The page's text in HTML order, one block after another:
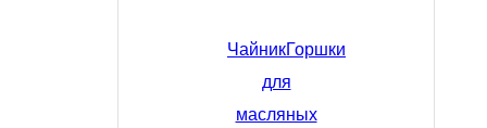
ЧайникГоршки
для
масляных